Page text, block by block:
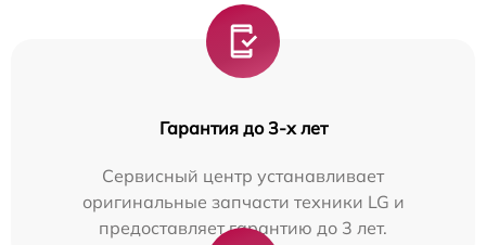
Гарантия до 3-х лет
Сервисный центр устанавливает
оригинальные запчасти техники LG и
предоставляет гарантию до 3 лет.